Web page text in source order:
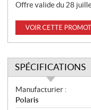
Offre valide du 28
VOIR CETTE
SPÉCIFICATIONS
S
p
Manufacturier :
Polaris